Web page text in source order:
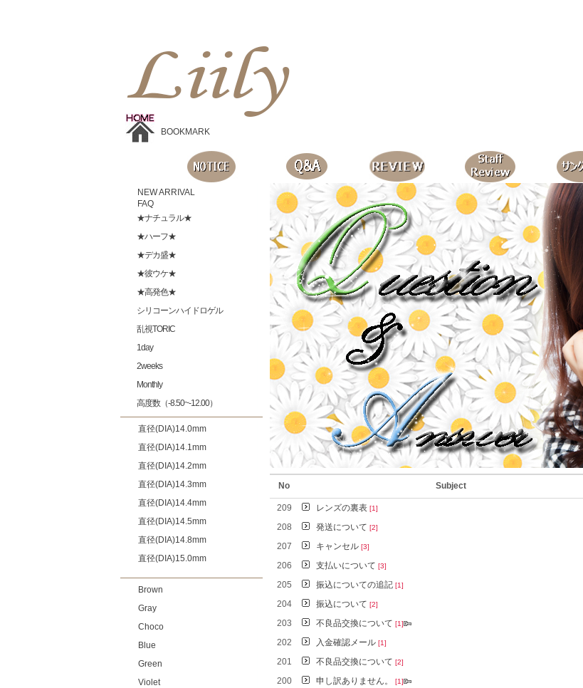
BOOKMARK
NEW ARRIVAL
FAQ
★ナチュラル★
★ハーフ★
★デカ盛★
★彼ウケ★
★高発色★
シリコーンハイドロゲル
乱視TORIC
1day
2weeks
Monthly
高度数（-8.50~-12.00）
直径(DIA)14.0mm
直径(DIA)14.1mm
直径(DIA)14.2mm
直径(DIA)14.3mm
直径(DIA)14.4mm
直径(DIA)14.5mm
直径(DIA)14.8mm
直径(DIA)15.0mm
Brown
Gray
Choco
Blue
Green
Violet
No Subject
209 レンズの裏表 [1]
208
発送について [2]
207
キャンセル [3]
206
支払いについて [3]
205
振込についての追記 [1]
204
振込について [2]
203
不良品交換について [1]
202
入金確認メール [1]
201
不良品交換について [2]
200
申し訳ありません。 [1]